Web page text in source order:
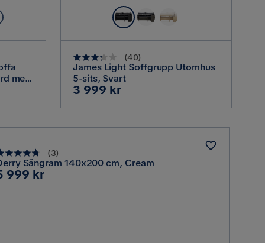
med
(40)
James Light Soffgrupp Utomhus
5-sits, Svart
Pris
3 999 kr
(3)
Sängram 140x200 cm, Cream
999 kr